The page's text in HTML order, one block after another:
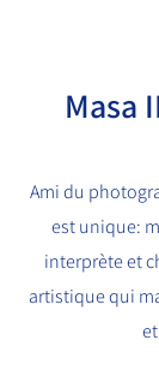
Masa
Ami du
est unique:
interprète et
artistique qui